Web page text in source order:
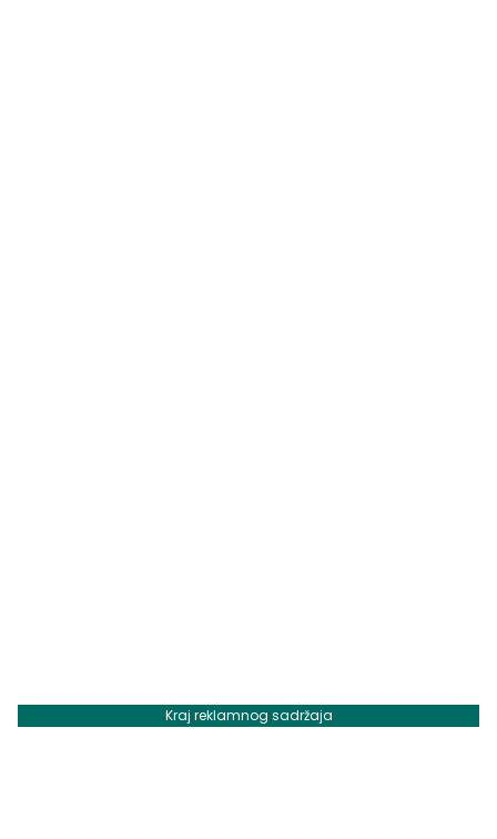
Kraj reklamnog sadržaja